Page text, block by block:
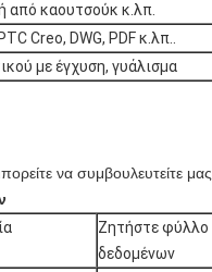
από καουτσούκ κ.λπ.
Creo, DWG, PDF κ.λπ..
με έγχυση, γυάλισμα
να συμβουλευτείτε μας
Ζητήστε φύλλο
δεδομένων